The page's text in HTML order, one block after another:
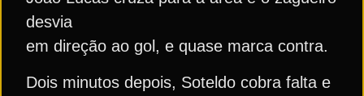
desvia
em direção ao gol, e quase marca contra.
Dois minutos depois, Soteldo cobra falta e